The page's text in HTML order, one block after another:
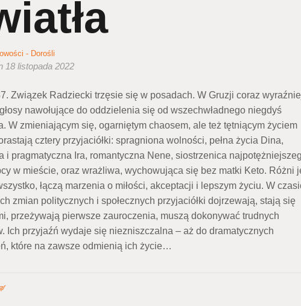
- Dorośli
18 listopada 2022
Związek Radziecki trzęsie się w posadach. W Gruzji coraz
nawołujące do oddzielenia się od wszechwładnego niegdyś
W zmieniającym się, ogarniętym chaosem, ale też tętniącym życiem
cztery przyjaciółki: spragniona wolności, pełna życia Dina,
i pragmatyczna Ira, romantyczna Nene, siostrzenica
w mieście, oraz wrażliwa, wychowująca się bez matki Keto. Różni
łączą marzenia o miłości, akceptacji i lepszym życiu. W
zmian politycznych i społecznych przyjaciółki dojrzewają, stają się
przeżywają pierwsze zauroczenia, muszą dokonywać trudnych
Ich przyjaźń wydaje się niezniszczalna – aż do dramatycznych
które na zawsze odmienią ich życie…